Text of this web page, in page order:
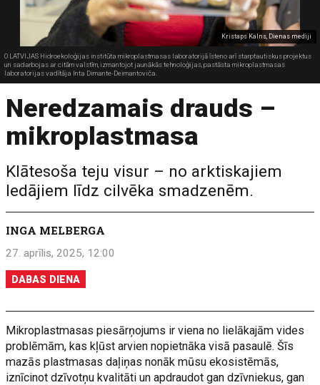
Kristaps Kalns, Dienas mediji
0 LATVIJAS Hidroekoloģijas institūta mikroplastmasas laboratorijā īsteno arī starptautiskus projektus
un sadarbojas ar citām valstīm, izmantojot jaunākās tehnoloģijas, pastāsta mikroplastmasas
laboratorijas vadītāja Inta Dimante-Deimantoviča.
Neredzamais drauds –
mikroplastmasa
Klātesoša teju visur – no arktiskajiem
ledājiem līdz cilvēka smadzenēm.
INGA MELBERGA
27. aprīlis, 2025, 12:00
DABAS DIENA
Mikroplastmasas piesārņojums ir viena no lielākajām vides
problēmām, kas kļūst arvien nopietnāka visā pasaulē. Šīs
mazās plastmasas daļiņas nonāk mūsu ekosistēmās,
iznīcinot dzīvotņu kvalitāti un apdraudot gan dzīvniekus, gan